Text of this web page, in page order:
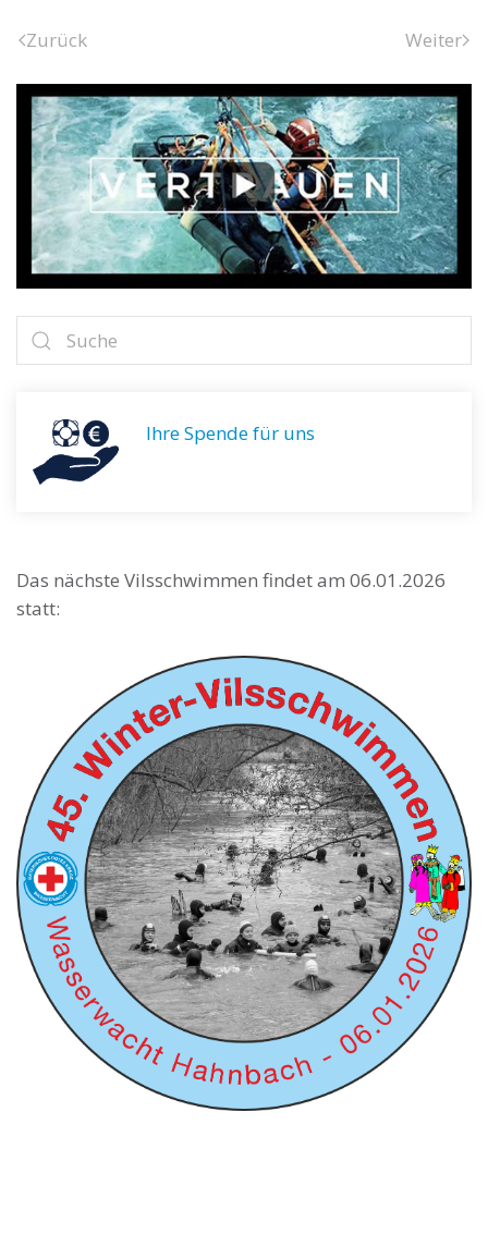
Zurück Weiter
Ihre Spende für uns
Das nächste Vilsschwimmen findet am 06.01.2026
statt: